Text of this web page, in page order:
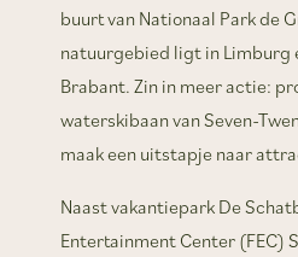
buurt van Nationaal Park de
natuurgebied ligt in Limburg
Brabant. Zin in meer actie:
waterskibaan van Seven-
maak een uitstapje naar
Naast vakantiepark De
Entertainment Center (FEC)